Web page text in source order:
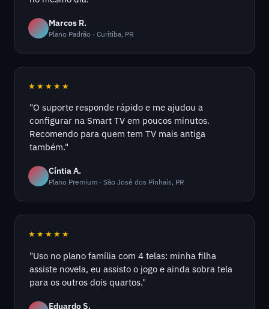
Marcos R.
Plano Padrão · Curitiba, PR
★★★★★
"O suporte responde rápido e me ajudou a
configurar na Smart TV em poucos minutos.
Recomendo para quem tem TV mais antiga
também."
Cíntia A.
Plano Premium · São José dos Pinhais, PR
★★★★★
"Uso no plano família com 4 telas: minha filha
assiste novela, eu assisto o jogo e ainda sobra tela
para os outros dois quartos."
Eduardo S.